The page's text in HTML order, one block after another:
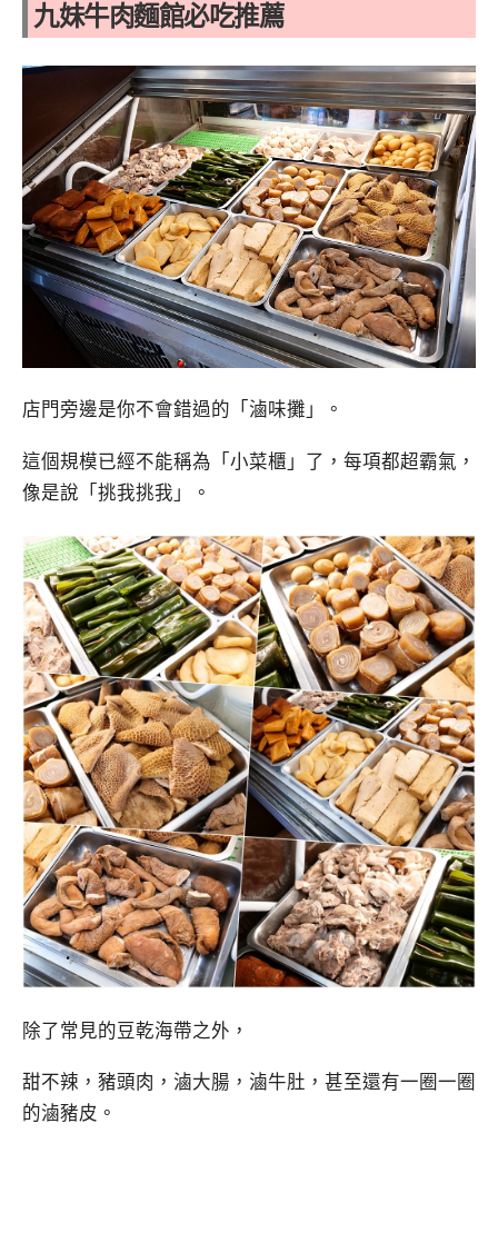
九妹牛肉麵館必吃推薦
店門旁邊是你不會錯過的「滷味攤」。
這個規模已經不能稱為「小菜櫃」了，每項都超霸氣，
像是說「挑我挑我」。
除了常見的豆乾海帶之外，
甜不辣，豬頭肉，滷大腸，滷牛肚，甚至還有一圈一圈
的滷豬皮。